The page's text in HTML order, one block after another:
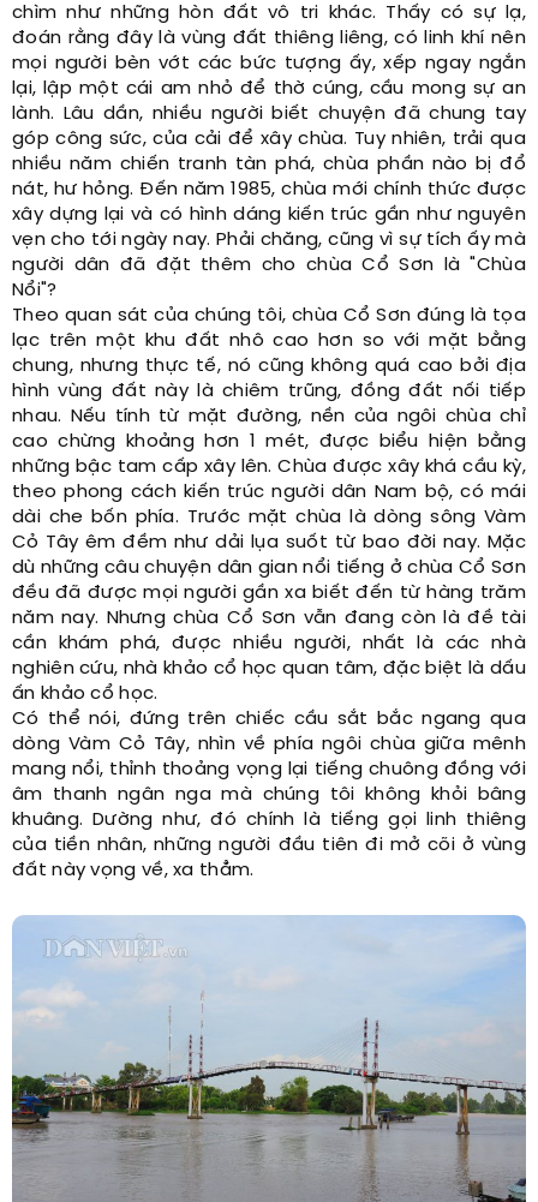
chìm như những hòn đất vô tri khác. Thấy có sự lạ,
đoán rằng đây là vùng đất thiêng liêng, có linh khí nên
mọi người bèn vớt các bức tượng ấy, xếp ngay ngắn
lại, lập một cái am nhỏ để thờ cúng, cầu mong sự an
lành. Lâu dần, nhiều người biết chuyện đã chung tay
góp công sức, của cải để xây chùa. Tuy nhiên, trải qua
nhiều năm chiến tranh tàn phá, chùa phần nào bị đổ
nát, hư hỏng. Đến năm 1985, chùa mới chính thức được
xây dựng lại và có hình dáng kiến trúc gần như nguyên
vẹn cho tới ngày nay. Phải chăng, cũng vì sự tích ấy mà
người dân đã đặt thêm cho chùa Cổ Sơn là "Chùa
Nổi"?
Theo quan sát của chúng tôi, chùa Cổ Sơn đúng là tọa
lạc trên một khu đất nhô cao hơn so với mặt bằng
chung, nhưng thực tế, nó cũng không quá cao bởi địa
hình vùng đất này là chiêm trũng, đồng đất nối tiếp
nhau. Nếu tính từ mặt đường, nền của ngôi chùa chỉ
cao chừng khoảng hơn 1 mét, được biểu hiện bằng
những bậc tam cấp xây lên. Chùa được xây khá cầu kỳ,
theo phong cách kiến trúc người dân Nam bộ, có mái
dài che bốn phía. Trước mặt chùa là dòng sông Vàm
Cỏ Tây êm đềm như dải lụa suốt từ bao đời nay. Mặc
dù những câu chuyện dân gian nổi tiếng ở chùa Cổ Sơn
đều đã được mọi người gần xa biết đến từ hàng trăm
năm nay. Nhưng chùa Cổ Sơn vẫn đang còn là đề tài
cần khám phá, được nhiều người, nhất là các nhà
nghiên cứu, nhà khảo cổ học quan tâm, đặc biệt là dấu
ấn khảo cổ học.
Có thể nói, đứng trên chiếc cầu sắt bắc ngang qua
dòng Vàm Cỏ Tây, nhìn về phía ngôi chùa giữa mênh
mang nổi, thỉnh thoảng vọng lại tiếng chuông đồng với
âm thanh ngân nga mà chúng tôi không khỏi bâng
khuâng. Dường như, đó chính là tiếng gọi linh thiêng
của tiền nhân, những người đầu tiên đi mở cõi ở vùng
đất này vọng về, xa thẳm.